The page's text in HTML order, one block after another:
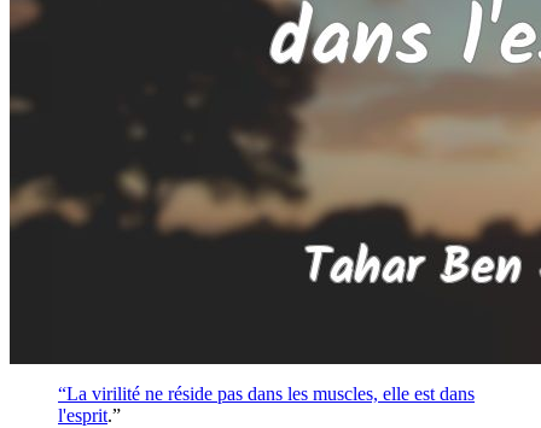
“La virilité ne réside pas dans les muscles, elle est dans
l'esprit.”